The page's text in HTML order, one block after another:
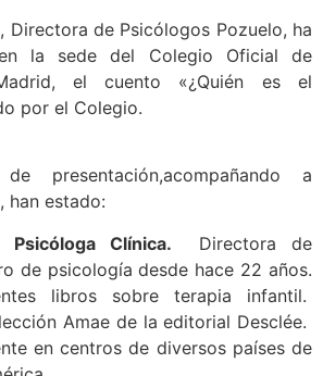
Directora de Psicólogos Pozuelo, ha
la sede del Colegio Oficial de
el cuento «¿Quién es el
por el Colegio.
presentación,acompañando a
han estado:
Clínica.
Directora de
de psicología desde hace 22 años.
libros sobre terapia infantil.
Amae de la editorial Desclée.
en centros de diversos países de